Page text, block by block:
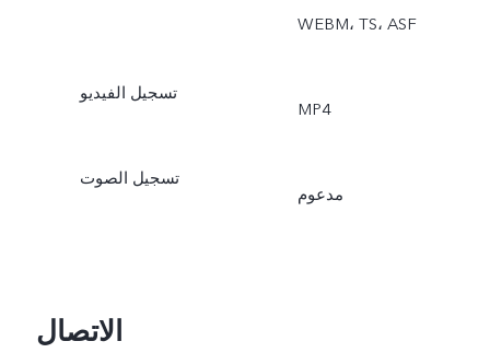
‏WEBM، ‏TS، ‏ASF
تسجيل الفيديو
MP4
تسجيل الصوت
مدعوم
الاتصال